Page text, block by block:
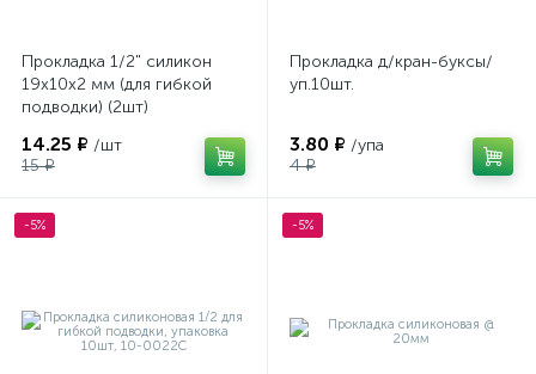
Прокладка 1/2" силикон
19х10х2 мм (для гибкой
подводки) (2шт)
14.25 ₽ /шт
15 ₽
Прокладка д/кран-буксы/
уп.10шт.
3.80 ₽ /упа
4 ₽
-5% -5%